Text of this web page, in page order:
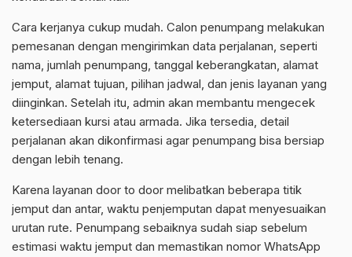
Cara kerjanya cukup mudah. Calon penumpang melakukan
pemesanan dengan mengirimkan data perjalanan, seperti
nama, jumlah penumpang, tanggal keberangkatan, alamat
jemput, alamat tujuan, pilihan jadwal, dan jenis layanan yang
diinginkan. Setelah itu, admin akan membantu mengecek
ketersediaan kursi atau armada. Jika tersedia, detail
perjalanan akan dikonfirmasi agar penumpang bisa bersiap
dengan lebih tenang.
Karena layanan door to door melibatkan beberapa titik
jemput dan antar, waktu penjemputan dapat menyesuaikan
urutan rute. Penumpang sebaiknya sudah siap sebelum
estimasi waktu jemput dan memastikan nomor WhatsApp